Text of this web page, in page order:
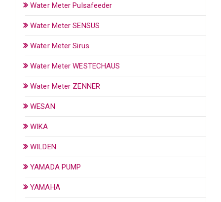
Water Meter Pulsafeeder
Water Meter SENSUS
Water Meter Sirus
Water Meter WESTECHAUS
Water Meter ZENNER
WESAN
WIKA
WILDEN
YAMADA PUMP
YAMAHA